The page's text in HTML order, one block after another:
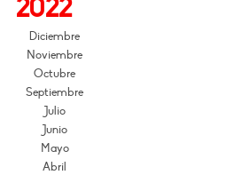
2022
Diciembre
Noviembre
Octubre
Septiembre
Julio
Junio
Mayo
Abril